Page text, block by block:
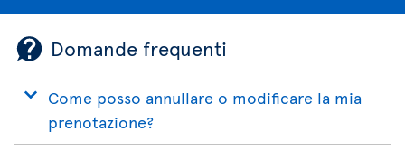
Domande frequenti
Come posso annullare o modificare la mia
prenotazione?